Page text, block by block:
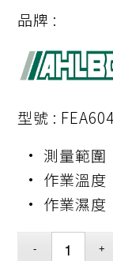
品牌 :
型號 :
• 測量範圍
• 作業溫
• 作業濕